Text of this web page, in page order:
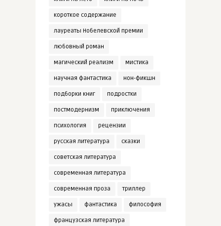
короткое содержание
лауреаты Нобелевской премии
любовный роман
магический реализм мистика
научная фантастика нон-фикшн
подборки книг подростки
постмодернизм приключения
психология рецензии
русская литература сказки
советская литература
современная литература
современная проза триллер
ужасы фантастика философия
французская литература